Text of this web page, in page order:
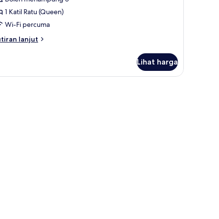
1 Katil Ratu (Queen)
Wi-Fi percuma
lanjut
Lihat harga